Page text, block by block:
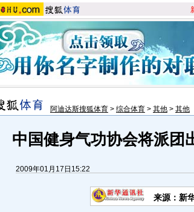
阿迪达斯搜狐体育 > 综合体育 > 其他 > 其他
中国健身气功协会将派团
2009年01月17日15:22
来源：新